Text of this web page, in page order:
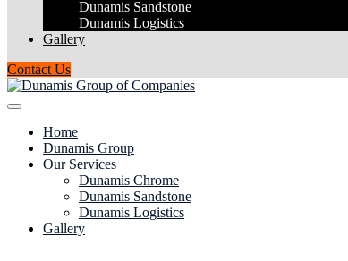
Dunamis Sandstone
Dunamis Logistics
Gallery
Contact Us
Home
Dunamis Group
Our Services
Dunamis Chrome
Dunamis Sandstone
Dunamis Logistics
Gallery